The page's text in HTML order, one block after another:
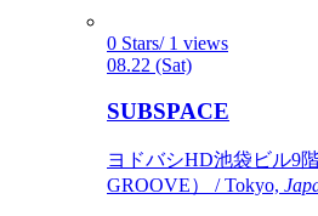
0 Stars/ 1 views
08.22 (Sat)
SUBSPACE
ヨドバシHD池袋ビル9
GROOVE） / Tokyo,